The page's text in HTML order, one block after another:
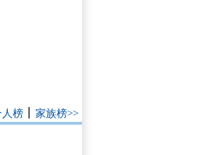
家族榜>>
人榜